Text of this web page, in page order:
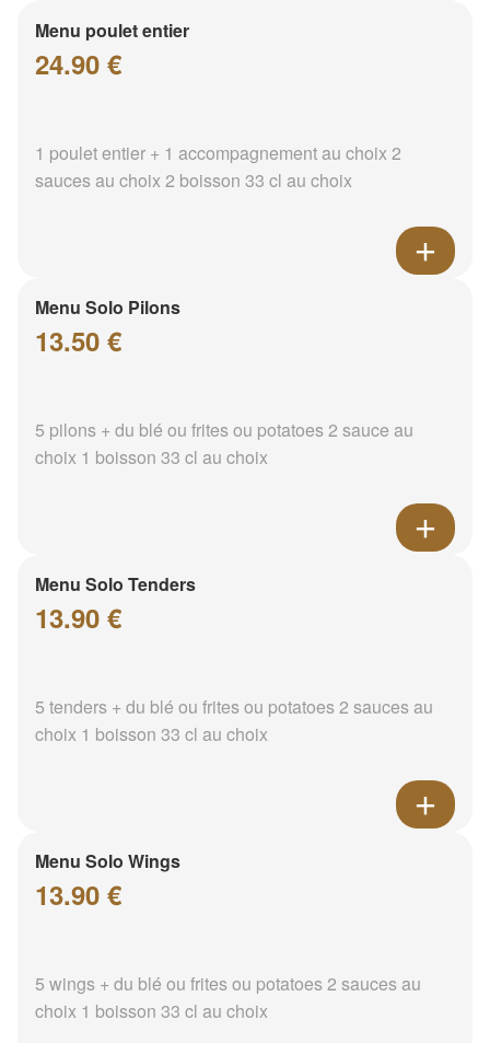
Menu poulet entier
24.90 €
1 poulet entier + 1 accompagnement au choix 2
sauces au choix 2 boisson 33 cl au choix
Menu Solo Pilons
13.50 €
5 pilons + du blé ou frites ou potatoes 2 sauce au
choix 1 boisson 33 cl au choix
Menu Solo Tenders
13.90 €
5 tenders + du blé ou frites ou potatoes 2 sauces au
choix 1 boisson 33 cl au choix
Menu Solo Wings
13.90 €
5 wings + du blé ou frites ou potatoes 2 sauces au
choix 1 boisson 33 cl au choix